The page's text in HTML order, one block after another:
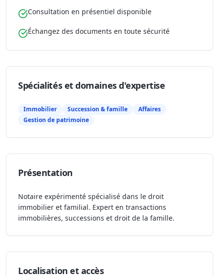
Consultation en présentiel disponible
Échangez des documents en toute sécurité
Spécialités et domaines d'expertise
Immobilier Succession & famille
Affaires
Gestion de patrimoine
Présentation
Notaire expérimenté spécialisé dans le droit
immobilier et familial. Expert en transactions
immobilières, successions et droit de la famille.
Localisation et accès